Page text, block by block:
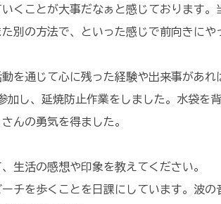
くことが大事だなぁと感じております
別の方法で、といった感じで前向きにや
を通じて心に残った経験や出来事があれ
し、延焼防止作業をしました。水袋を
んの勇気を得ました。
生活の感想や印象を教えてください。
チを歩くことを日課にしています。波